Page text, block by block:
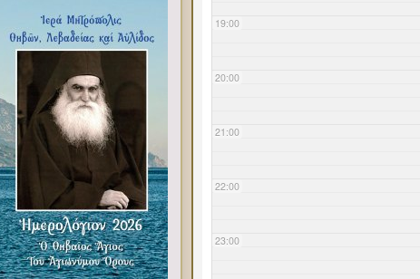
19:00
20:00
21:00
22:00
23:00